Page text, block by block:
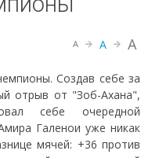
A A A
Создав себе за
отрыв от "Зоб-Ахана",
себе очередной
Галенои уже никак
мячей: +36 против